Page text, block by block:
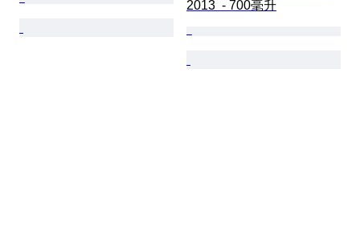
2013  - 700毫升